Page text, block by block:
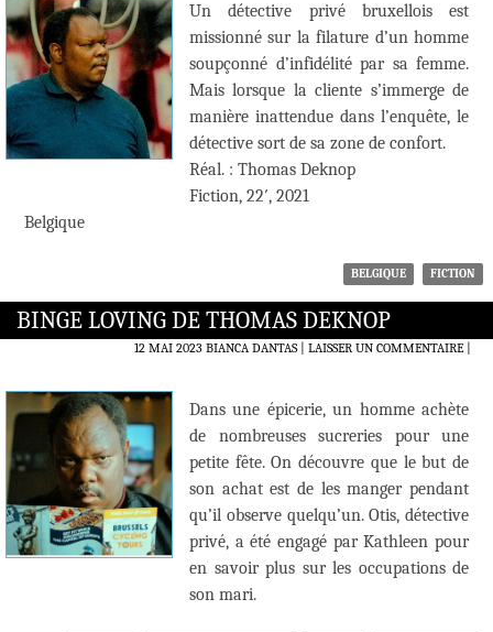
Un détective privé bruxellois est
missionné sur la filature d’un homme
soupçonné d’infidélité par sa femme.
Mais lorsque la cliente s’immerge de
manière inattendue dans l’enquête, le
détective sort de sa zone de confort.
Réal. : Thomas Deknop
Fiction, 22′, 2021
Belgique
BELGIQUE FICTION
BINGE LOVING DE THOMAS DEKNOP
12 MAI 2023 BIANCA DANTAS LAISSER UN COMMENTAIRE|
Dans une épicerie, un homme achète
de nombreuses sucreries pour une
petite fête. On découvre que le but de
son achat est de les manger pendant
qu’il observe quelqu’un. Otis, détective
privé, a été engagé par Kathleen pour
en savoir plus sur les occupations de
son mari.